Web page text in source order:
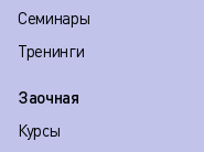
Семинары
Тренинги
Заочная
Курсы